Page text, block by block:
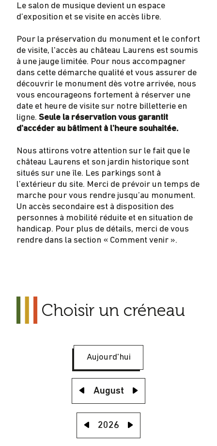
Le salon de musique devient un espace
d’exposition et se visite en accès libre.
Pour la préservation du monument et le confort
de visite, l'accès au château Laurens est soumis
à une jauge limitée. Pour nous accompagner
dans cette démarche qualité et vous assurer de
découvrir le monument dès votre arrivée, nous
vous encourageons fortement à réserver une
date et heure de visite sur notre billetterie en
ligne. Seule la réservation vous garantit
d'accéder au bâtiment à l'heure souhaitée.
Nous attirons votre attention sur le fait que le
château Laurens et son jardin historique sont
situés sur une île. Les parkings sont à
l’extérieur du site. Merci de prévoir un temps de
marche pour vous rendre jusqu’au monument.
Un accès secondaire est à disposition des
personnes à mobilité réduite et en situation de
handicap. Pour plus de détails, merci de vous
rendre dans la section « Comment venir ».
Choisir un créneau
Aujourd'hui
August
2026